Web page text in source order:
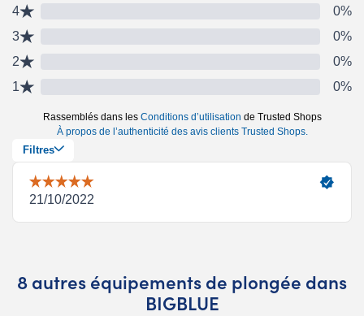
8 autres équipements de plongée dans
BIGBLUE